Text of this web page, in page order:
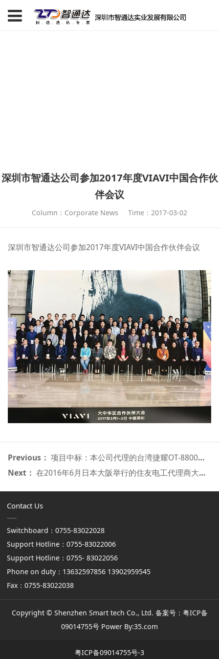
深圳市智通达公司参加2017年度VIAVI中国合作伙
伴会议
Column：Corporate News Time：2017-03-02
深圳市智通达公司参加2017年度VIAVI中国合作伙伴会议
Previous： 项目中标：本公司代理的台湾捷耀OT-8800光时域反射仪在北京一举中标中国移动2008通讯仪表采购项目
Next： 在2016年6月日本大阪举行的住友电工代理商大会中我公司获得优秀代理商奖
Contact Us
Switchboard：0755-83022028
Support Hotline：0755-83022006
Support Hotline ：0755- 83022056
Phone on duty：13632597856 13902959545
Fax：0755-83022038
Copyright © Shenzhen Smart tech Co., Ltd. 备案号： 粤ICP备
09014755号 Power By:35.com
粤ICP备09014755号-3